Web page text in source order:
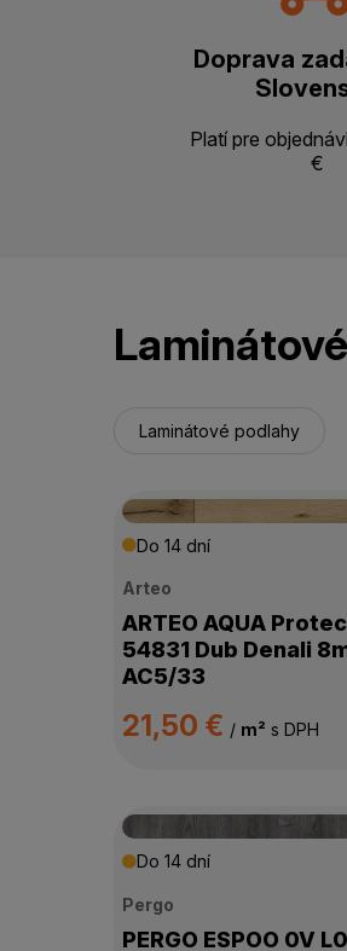
Doprava
Platí pre
€
Laminátové podlahy
Do 14 dní
Arteo
ARTEO AQUA
54831 Dub Denali
AC5/33
21,50 € / m² s DPH
Do 14 dní
Pergo
PERGO ESPOO 0V